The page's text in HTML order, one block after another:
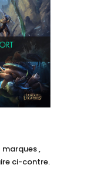
,
ci-contre.